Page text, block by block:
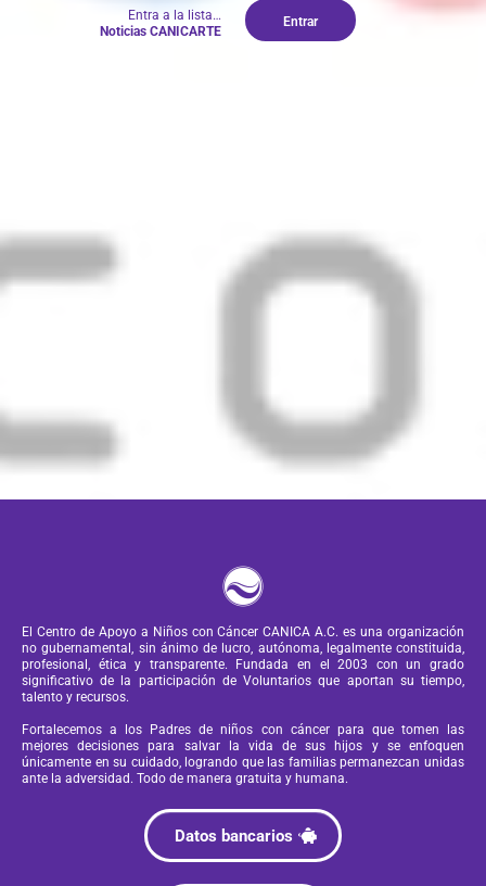
Entra a la lista…
Noticias CANICARTE
Entrar
El Centro de Apoyo a Niños con Cáncer CANICA A.C. es una organización
no gubernamental, sin ánimo de lucro, autónoma, legalmente constituida,
profesional, ética y transparente. Fundada en el 2003 con un grado
significativo de la participación de Voluntarios que aportan su tiempo,
talento y recursos.
Fortalecemos a los Padres de niños con cáncer para que tomen las
mejores decisiones para salvar la vida de sus hijos y se enfoquen
únicamente en su cuidado, logrando que las familias permanezcan unidas
ante la adversidad. Todo de manera gratuita y humana.
Datos bancarios